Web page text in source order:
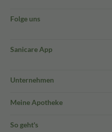
Folge uns
Sanicare App
Unternehmen
Meine Apotheke
So geht's